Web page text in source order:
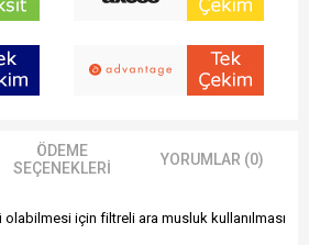
Var
Türkiye
Çıkış ucu uzunluğu 105 mmdir. Çıkış ucu
ÖDEME
SEÇENEKLERI
YORUMLAR (0)
olabilmesi için filtreli ara musluk kullanılması